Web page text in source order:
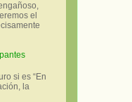
el
si es “En
la